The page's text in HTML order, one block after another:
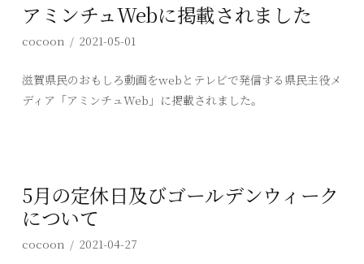
アミンチュWebに掲載されました
cocoon 2021-05-01
滋賀県民のおもしろ動画をwebとテレビで発信する県民主役メ
ディア「アミンチュWeb」に掲載されました。
5月の定休日及びゴールデンウィーク
について
cocoon 2021-04-27